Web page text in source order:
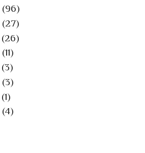
(96)
(27)
(26)
(11)
(3)
(3)
(1)
(4)